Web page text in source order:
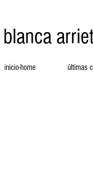
blanca
inicio-home últimas